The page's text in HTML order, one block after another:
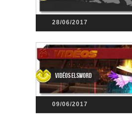
28/06/2017
Vidéos Elsword
09/06/2017